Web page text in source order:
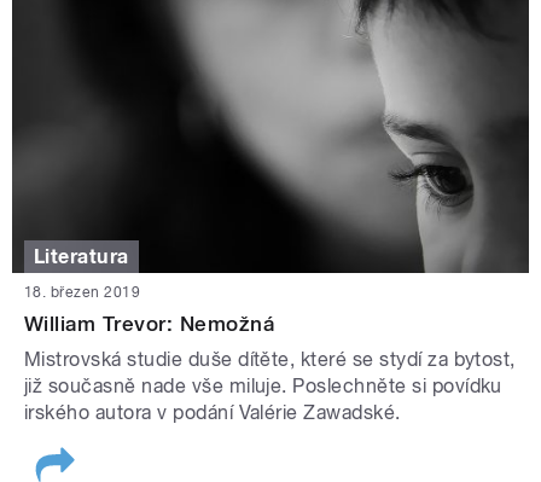
Literatura
18. březen 2019
William Trevor: Nemožná
Mistrovská studie duše dítěte, které se stydí za bytost,
již současně nade vše miluje. Poslechněte si povídku
irského autora v podání Valérie Zawadské.